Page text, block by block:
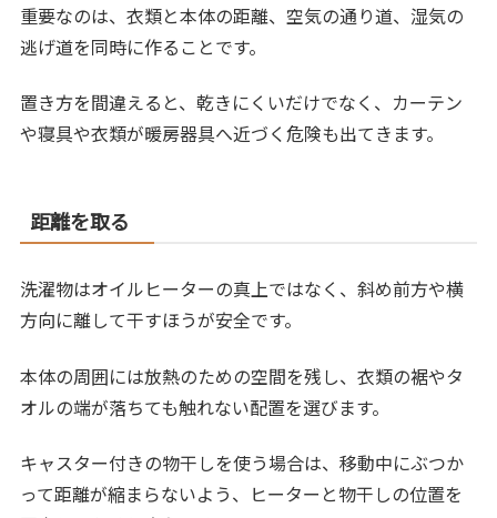
重要なのは、衣類と本体の距離、空気の通り道、湿気の
逃げ道を同時に作ることです。
置き方を間違えると、乾きにくいだけでなく、カーテン
や寝具や衣類が暖房器具へ近づく危険も出てきます。
距離を取る
洗濯物はオイルヒーターの真上ではなく、斜め前方や横
方向に離して干すほうが安全です。
本体の周囲には放熱のための空間を残し、衣類の裾やタ
オルの端が落ちても触れない配置を選びます。
キャスター付きの物干しを使う場合は、移動中にぶつか
って距離が縮まらないよう、ヒーターと物干しの位置を